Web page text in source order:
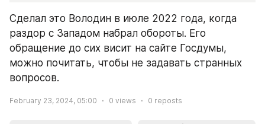
Сделал это Володин в июле 2022 года, когда
раздор с Западом набрал обороты. Его
обращение до сих висит на сайте Госдумы,
можно почитать, чтобы не задавать странных
вопросов.
February 23, 2024, 05:00 0 views 0 reposts